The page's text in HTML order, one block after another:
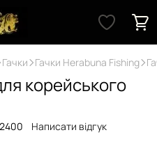
Гачки Гачки Herabuna Fishing
корейського
Написати відгук